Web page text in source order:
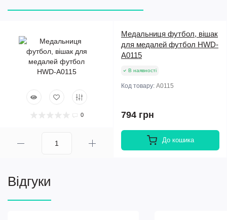
0
Медальниця футбол, вішак
для медалей футбол HWD-
A0115
В наявності
Код товару: A0115
794 грн
До кошика
Відгуки